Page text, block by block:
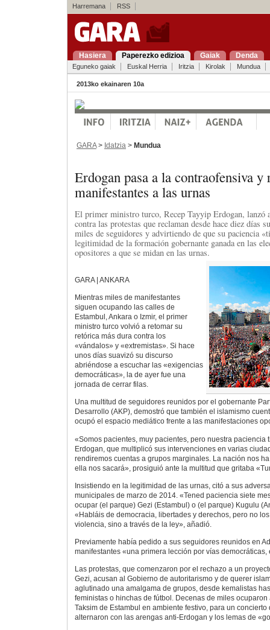
Harremana RSS
Hasiera Paperezko edizioa Gaiak Denda
Eguneko gaiak Euskal Herria Iritzia Kirolak Mundua
2013ko ekainaren 10a
GARA> Idatzia > Mundua
Erdogan pasa a la contraofensiva y
manifestantes a las urnas
El primer ministro turco, Recep Tayyip Erdogan, lanzó
contra las protestas que reclaman desde hace diez días
miles de seguidores y advirtiendo de que su paciencia
legitimidad de la formación gobernante ganada en las
opositores a que se midan en las urnas.
GARA | ANKARA
Mientras miles de manifestantes
siguen ocupando las calles de
Estambul, Ankara o Izmir, el primer
ministro turco volvió a retomar su
retórica más dura contra los
«vándalos» y «extremistas». Si hace
unos días suavizó su discurso
abriéndose a escuchar las «exigencias
democráticas», la de ayer fue una
jornada de cerrar filas.
Una multitud de seguidores reunidos por el gobernante
Desarrollo (AKP), demostró que también el islamismo
ocupó el espacio mediático frente a las manifestaciones
«Somos pacientes, muy pacientes, pero nuestra paciencia
Erdogan, que multiplicó sus intervenciones en varias
rendiremos cuentas a grupos marginales. La nación nos
ella nos sacará», prosiguió ante la multitud que gritaba
Insistiendo en la legitimidad de las urnas, citó a sus
municipales de marzo de 2014. «Tened paciencia siete
ocupar (el parque) Gezi (Estambul) o (el parque) Kugulu
«Habláis de democracia, libertades y derechos, pero no
violencia, sino a través de la ley», añadió.
Previamente había pedido a sus seguidores reunidos en
manifestantes «una primera lección por vías democráticas,
Las protestas, que comenzaron por el rechazo a un
Gezi, acusan al Gobierno de autoritarismo y de querer
aglutinado una amalgama de grupos, desde kemalistas
feministas o hinchas de fútbol. Decenas de miles
Taksim de Estambul en ambiente festivo, para un
alternaron con las arengas anti-Erdogan y los lemas de